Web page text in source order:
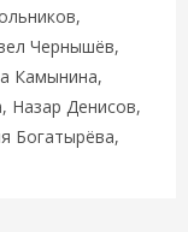
Чернышёв,
Камынина,
Назар Денисов,
Богатырёва,